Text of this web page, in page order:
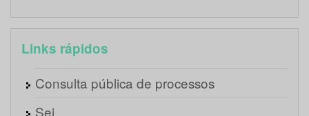
Links rápidos
Consulta pública de processos
Sei